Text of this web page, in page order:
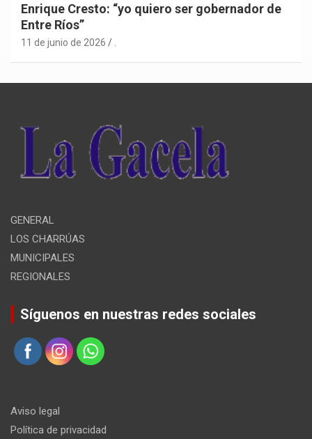
Enrique Cresto: “yo quiero ser gobernador de
Entre Ríos”
11 de junio de 2026
GENERAL
LOS CHARRÚAS
MUNICIPALES
REGIONALES
Síguenos en nuestras redes sociales
Aviso legal
Política de privacidad